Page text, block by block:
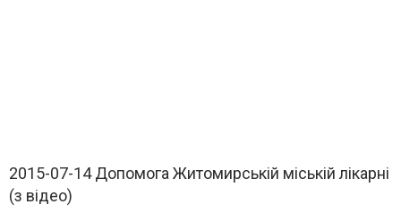
2015-07-14 Допомога Житомирській міській лікарні
(з відео)